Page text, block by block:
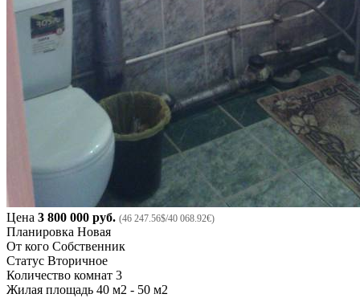
Цена 3 800 000 руб. (46 247.56$/40 068.92€)
Планировка Новая
От кого Собственник
Статус Вторичное
Количество комнат 3
Жилая площадь 40 м2 - 50 м2